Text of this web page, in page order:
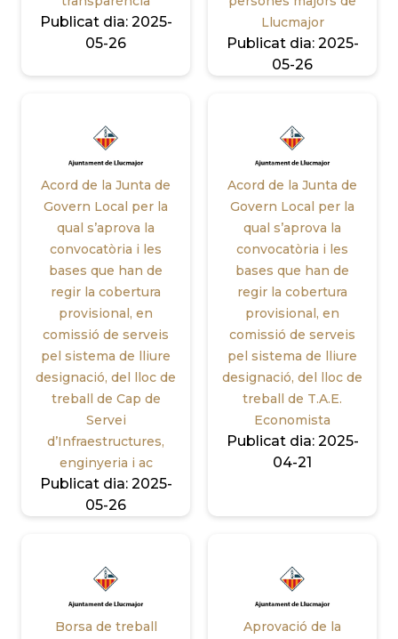
Publicat dia: 2025-
05-26
Llucmajor
Publicat dia: 2025-
05-26
Acord de la Junta de
Govern Local per la
qual s’aprova la
convocatòria i les
bases que han de
regir la cobertura
provisional, en
comissió de serveis
pel sistema de lliure
designació, del lloc de
treball de Cap de
Servei
d’Infraestructures,
enginyeria i ac
Publicat dia: 2025-
05-26
Acord de la Junta de
Govern Local per la
qual s’aprova la
convocatòria i les
bases que han de
regir la cobertura
provisional, en
comissió de serveis
pel sistema de lliure
designació, del lloc de
treball de T.A.E.
Economista
Publicat dia: 2025-
04-21
Borsa de treball
Aprovació de la